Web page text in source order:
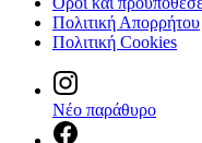
Πολιτική Απορρήτου
Πολιτική Cookies
Νέο παράθυρο